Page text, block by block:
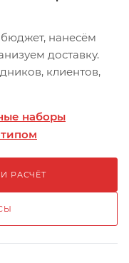
нанесём
доставку.
клиентов,
наборы
РАСЧЁТ